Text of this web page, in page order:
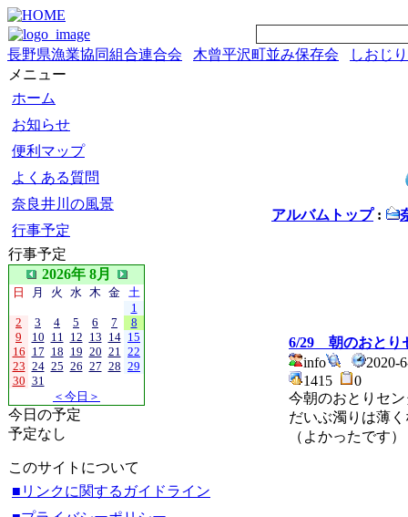
長野県漁業協同組合連合会 木曾平沢町並み保存会
しおじ
メニュー
ホーム
お知らせ
便利マップ
よくある質問
奈良井川の風景
行事予定
行事予定
2026年 8月
日 月 火 水 木 金 土
1
2
3 4 5 6 7
8
9
10 11 12 13 14 15
16 17 18 19 20 21 22
23 24 25 26 27 28 29
30 31
＜今日＞
今日の予定
予定なし
このサイトについて
■リンクに関するガイドライン
アルバムトップ:
6/29 朝のおとり
info
1415
0
今朝のおとりセ
だいぶ濁りは薄
（よかったです）